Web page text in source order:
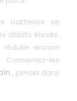
batteries se
débits élevés.
encore
les
, jamais dans